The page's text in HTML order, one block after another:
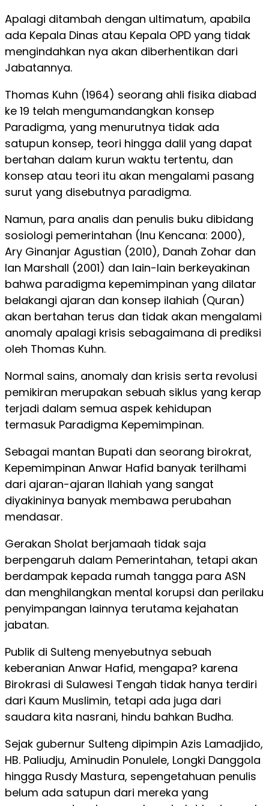
Apalagi ditambah dengan ultimatum, apabila
ada Kepala Dinas atau Kepala OPD yang tidak
mengindahkan nya akan diberhentikan dari
Jabatannya.
Thomas Kuhn (1964) seorang ahli fisika diabad
ke 19 telah mengumandangkan konsep
Paradigma, yang menurutnya tidak ada
satupun konsep, teori hingga dalil yang dapat
bertahan dalam kurun waktu tertentu, dan
konsep atau teori itu akan mengalami pasang
surut yang disebutnya paradigma.
Namun, para analis dan penulis buku dibidang
sosiologi pemerintahan (Inu Kencana: 2000),
Ary Ginanjar Agustian (2010), Danah Zohar dan
Ian Marshall (2001) dan lain-lain berkeyakinan
bahwa paradigma kepemimpinan yang dilatar
belakangi ajaran dan konsep ilahiah (Quran)
akan bertahan terus dan tidak akan mengalami
anomaly apalagi krisis sebagaimana di prediksi
oleh Thomas Kuhn.
Normal sains, anomaly dan krisis serta revolusi
pemikiran merupakan sebuah siklus yang kerap
terjadi dalam semua aspek kehidupan
termasuk Paradigma Kepemimpinan.
Sebagai mantan Bupati dan seorang birokrat,
Kepemimpinan Anwar Hafid banyak terilhami
dari ajaran-ajaran Ilahiah yang sangat
diyakininya banyak membawa perubahan
mendasar.
Gerakan Sholat berjamaah tidak saja
berpengaruh dalam Pemerintahan, tetapi akan
berdampak kepada rumah tangga para ASN
dan menghilangkan mental korupsi dan perilaku
penyimpangan lainnya terutama kejahatan
jabatan.
Publik di Sulteng menyebutnya sebuah
keberanian Anwar Hafid, mengapa? karena
Birokrasi di Sulawesi Tengah tidak hanya terdiri
dari Kaum Muslimin, tetapi ada juga dari
saudara kita nasrani, hindu bahkan Budha.
Sejak gubernur Sulteng dipimpin Azis Lamadjido,
HB. Paliudju, Aminudin Ponulele, Longki Danggola
hingga Rusdy Mastura, sepengetahuan penulis
belum ada satupun dari mereka yang